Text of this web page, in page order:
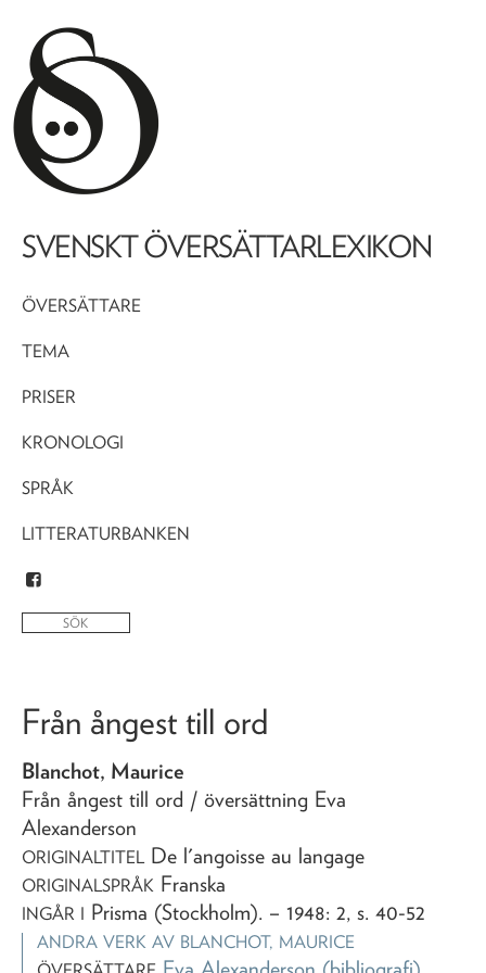
SVENSKT ÖVERSÄTTARLEXIKON
ÖVERSÄTTARE
TEMA
PRISER
KRONOLOGI
SPRÅK
LITTERATURBANKEN
Från ångest till ord
Blanchot, Maurice
Från ångest till ord / översättning Eva
Alexanderson
ORIGINALTITEL De l'angoisse au langage
ORIGINALSPRÅK Franska
INGÅR I Prisma (Stockholm). – 1948: 2, s. 40-52
ANDRA VERK AV BLANCHOT, MAURICE